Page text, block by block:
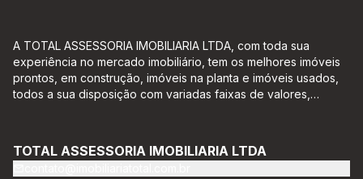
A TOTAL ASSESSORIA IMOBILIARIA LTDA, com toda sua
experiência no mercado imobiliário, tem os melhores imóveis
prontos, em construção, imóveis na planta e imóveis usados,
todos a sua disposição com variadas faixas de valores,
responder-lhe todas as suas dúvidas sobre casas,
apartamentos, terrenos, salas comerciais e outros produtos
TOTAL ASSESSORIA IMOBILIARIA LTDA